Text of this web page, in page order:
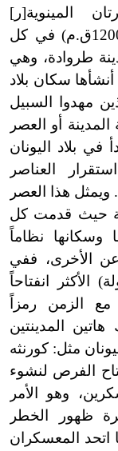
المينوية[ر]
والموكينية أو الميسينية[ر] (3000 ـ 1200ق.م) في كل
طروادة، وهي
سكان بلاد
مهدوا السبيل
أو العصر
الذي بدأ في بلاد اليونان
العناصر
هذا العصر
حيث قدمت كل
نظاماً
عن الأخرى، ففي
الأكثر انفتاحاً
الزمن رمزاً
المدينتين
مثل: كورنثه
الفرص لنشوء
وهو الأمر
ظهور الخطر
اتحد المعسكران